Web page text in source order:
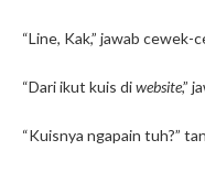
“Line, Kak,” jawab cewek-
“Dari ikut kuis diwebsite,”
“Kuisnya ngapain tuh?”